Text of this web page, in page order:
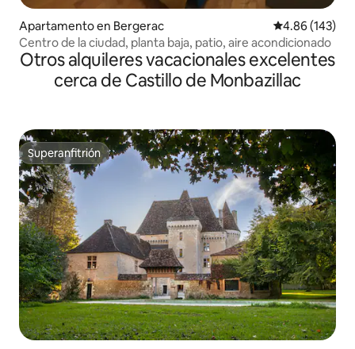
Apartamento en Bergerac Calificación
4.86 (143)
Centro de la ciudad, planta baja, patio, aire acondicionado
Otros alquileres vacacionales excelentes
cerca de Castillo de Monbazillac
Superanfitrión
Superanfitrión